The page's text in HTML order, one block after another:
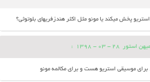
پخش میکند یا مونو مثل اکثر هندزفریهای بلوتوثی؟
میهن استور 28 - 03 - 1398
:
برای موسیقی استریو هست و برای مکالمه مونو